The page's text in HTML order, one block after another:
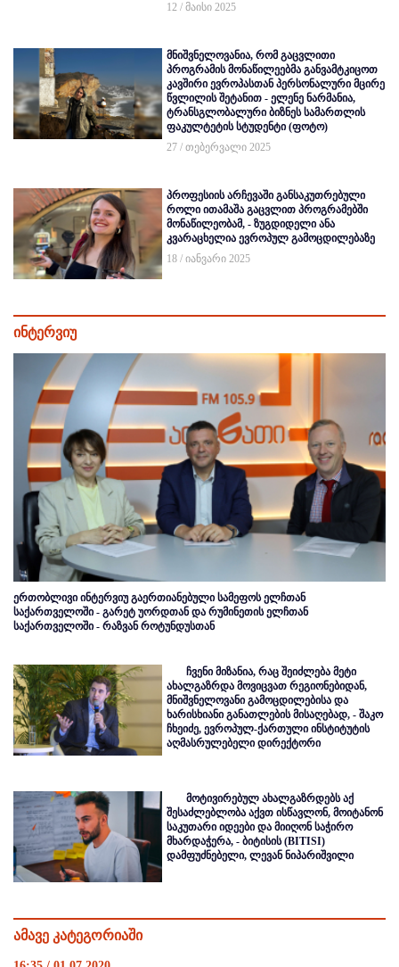
12 / მაისი 2025
მნიშვნელოვანია, რომ გაცვლითი
პროგრამის მონაწილეებმა განვამტკიცოთ
კავშირი ევროპასთან პერსონალური მცირე
წვლილის შეტანით - ელენე ნარმანია,
ტრანსგლობალური ბიზნეს სამართლის
ფაკულტეტის სტუდენტი (ფოტო)
27 / თებერვალი 2025
პროფესიის არჩევაში განსაკუთრებული
როლი ითამაშა გაცვლით პროგრამებში
მონაწილეობამ, - ზუგდიდელი ანა
კვარაცხელია ევროპულ გამოცდილებაზე
18 / იანვარი 2025
ინტერვიუ
ერთობლივი ინტერვიუ გაერთიანებული სამეფოს ელჩთან
საქართველოში - გარეტ უორდთან და რუმინეთის ელჩთან
საქართველოში - რაზვან როტუნდუსთან
ჩვენი მიზანია, რაც შეიძლება მეტი
ახალგაზრდა მოვიცვათ რეგიონებიდან,
მნიშვნელოვანი გამოცდილებისა და
ხარისხიანი განათლების მისაღებად, - შაკო
ჩხეიძე, ევროპულ-ქართული ინსტიტუტის
აღმასრულებელი დირექტორი
მოტივირებულ ახალგაზრდებს აქ
შესაძლებლობა აქვთ ისწავლონ, მოიტანონ
საკუთარი იდეები და მიიღონ საჭირო
მხარდაჭერა, - ბიტისის (BITISI)
დამფუძნებელი, ლევან ნიპარიშვილი
ამავე კატეგორიაში